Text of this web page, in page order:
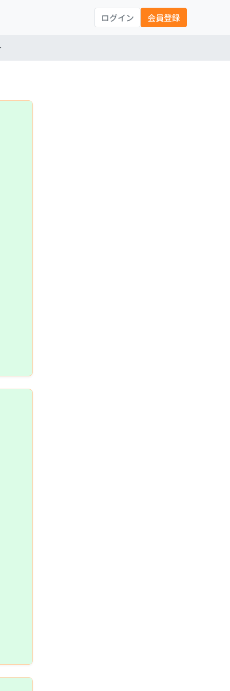
ログイン 会員登録